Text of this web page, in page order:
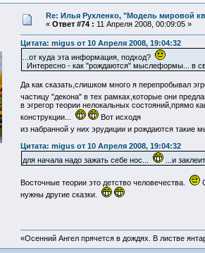
Re: Илья Рухленко, "Модель мировой
« Ответ #74 : 11 Апреля 2008, 00:09:05 »
Цитата: migus от 10 Апреля 2008, 19:04:32
...от куда эта информация, подход?
Интересно - как "рождаются" мыслеформы... в
Да как сказать,слишком много я перепробывал
частицу "декона" в тех рамках,которые они
в эгрегор теории нелокальных состояний,прямо
конструкции...
Вот исходя
из набранной у них эрудиции и рождаются
Цитата: migus от 10 Апреля 2008, 19:04:32
для начала надо зажать себе нос...
...и
Восточные теории это детство человечества.
нужны другие сказки.
«Осенний Ангел прячется в дождях. В листве